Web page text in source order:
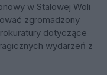
w Stalowej Woli
zgromadzony
dotyczące
wydarzeń z